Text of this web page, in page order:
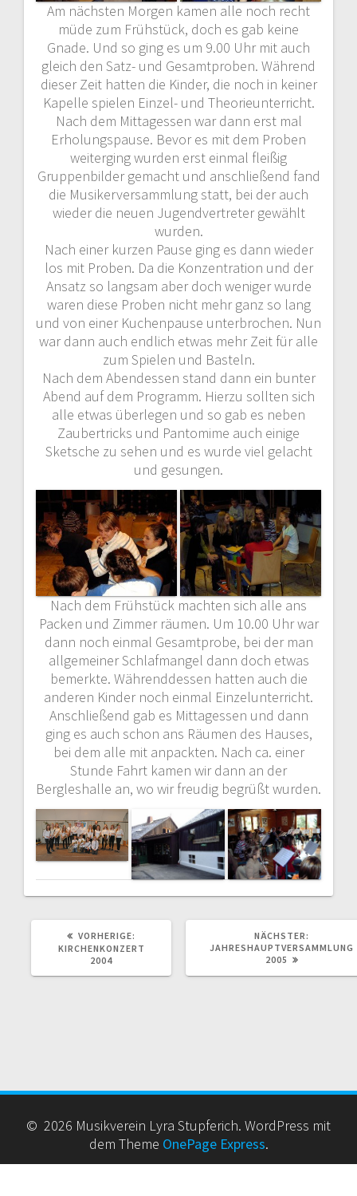
Am nächsten Morgen kamen alle noch recht
müde zum Frühstück, doch es gab keine
Gnade. Und so ging es um 9.00 Uhr mit auch
gleich den Satz- und Gesamtproben. Während
dieser Zeit hatten die Kinder, die noch in keiner
Kapelle spielen Einzel- und Theorieunterricht.
Nach dem Mittagessen war dann erst mal
Erholungspause. Bevor es mit dem Proben
weiterging wurden erst einmal fleißig
Gruppenbilder gemacht und anschließend fand
die Musikerversammlung statt, bei der auch
wieder die neuen Jugendvertreter gewählt
wurden.
Nach einer kurzen Pause ging es dann wieder
los mit Proben. Da die Konzentration und der
Ansatz so langsam aber doch weniger wurde
waren diese Proben nicht mehr ganz so lang
und von einer Kuchenpause unterbrochen. Nun
war dann auch endlich etwas mehr Zeit für alle
zum Spielen und Basteln.
Nach dem Abendessen stand dann ein bunter
Abend auf dem Programm. Hierzu sollten sich
alle etwas überlegen und so gab es neben
Zaubertricks und Pantomime auch einige
Sketsche zu sehen und es wurde viel gelacht
und gesungen.
Nach dem Frühstück machten sich alle ans
Packen und Zimmer räumen. Um 10.00 Uhr war
dann noch einmal Gesamtprobe, bei der man
allgemeiner Schlafmangel dann doch etwas
bemerkte. Währenddessen hatten auch die
anderen Kinder noch einmal Einzelunterricht.
Anschließend gab es Mittagessen und dann
ging es auch schon ans Räumen des Hauses,
bei dem alle mit anpackten. Nach ca. einer
Stunde Fahrt kamen wir dann an der
Bergleshalle an, wo wir freudig begrüßt wurden.
VORHERIGE:
BEITRAG:
KIRCHENKONZERT
2004
NÄCHSTER:
BEITRAG:
JAHRESHAUPTVERSAMMLUNG
2005
© 2026 Musikverein Lyra Stupferich. WordPress mit
dem Theme OnePage Express.